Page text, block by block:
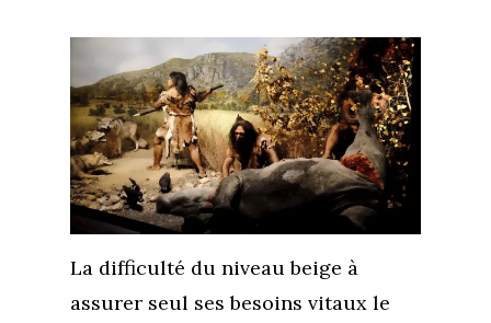
La difficulté du niveau beige à
assurer seul ses besoins vitaux le